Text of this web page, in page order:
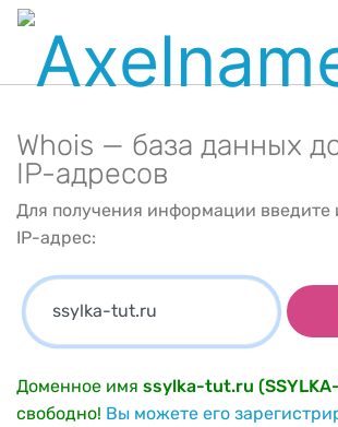
Whois — база данных
IP-адресов
Для получения информации введите
IP-адрес:
Доменное имя ssylka-tut.ru (SSYLKA-
свободно! Вы можете его